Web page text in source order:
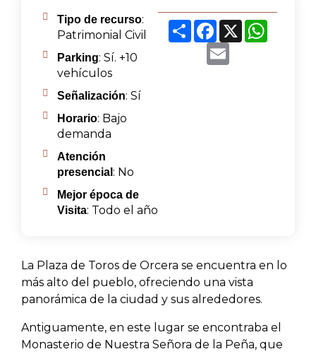
Tipo de recurso:
Patrimonial Civil
Parking: Sí. +10
vehículos
Señalización: Sí
Horario: Bajo
demanda
Atención
presencial : No
Mejor época de
Visita: Todo el año
ShareFacebook
X
Email
La Plaza de Toros de Orcera se encuentra en lo
más alto del pueblo, ofreciendo una vista
panorámica de la ciudad y sus alrededores.
Antiguamente, en este lugar se encontraba el
Monasterio de Nuestra Señora de la Peña, que